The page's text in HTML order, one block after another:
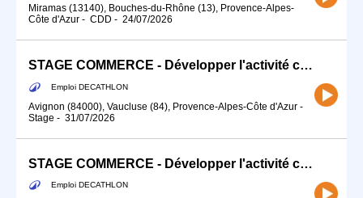
Miramas (13140), Bouches-du-Rhône (13), Provence-Alpes-
Côte d'Azur - CDD - 24/07/2026
STAGE COMMERCE - Développer l'activité commerciale de ton sport (H/F)
Emploi DECATHLON
Avignon (84000), Vaucluse (84), Provence-Alpes-Côte d'Azur -
Stage - 31/07/2026
STAGE COMMERCE - Développer l'activité commerciale de ton sport (H/F)
Emploi DECATHLON